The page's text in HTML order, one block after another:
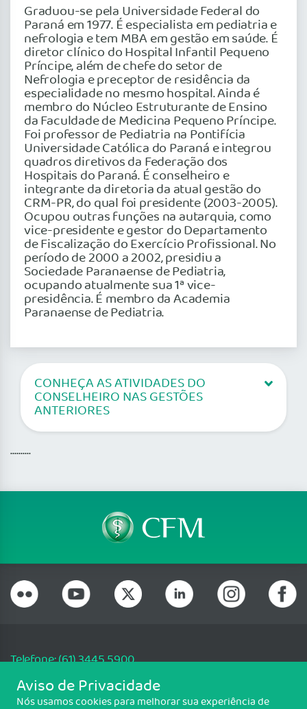
Graduou-se pela Universidade Federal do
Paraná em 1977. É especialista em pediatria e
nefrologia e tem MBA em gestão em saúde. É
diretor clínico do Hospital Infantil Pequeno
Príncipe, além de chefe do setor de
Nefrologia e preceptor de residência da
especialidade no mesmo hospital. Ainda é
membro do Núcleo Estruturante de Ensino
da Faculdade de Medicina Pequeno Príncipe.
Foi professor de Pediatria na Pontifícia
Universidade Católica do Paraná e integrou
quadros diretivos da Federação dos
Hospitais do Paraná. É conselheiro e
integrante da diretoria da atual gestão do
CRM-PR, do qual foi presidente (2003-2005).
Ocupou outras funções na autarquia, como
vice-presidente e gestor do Departamento
de Fiscalização do Exercício Profissional. No
período de 2000 a 2002, presidiu a
Sociedade Paranaense de Pediatria,
ocupando atualmente sua 1ª vice-
presidência. É membro da Academia
Paranaense de Pediatria.
CONHEÇA AS ATIVIDADES DO
CONSELHEIRO NAS GESTÕES
ANTERIORES
..........
Telefone: (61) 3445 5900
Email: cfm@portalmedico.org.br
SGAS 616, Conjunto D, Lote 115, L2 Sul, Brasília/DF - CEP: 70200-760 -
Aviso de Privacidade
Nós usamos cookies para melhorar sua experiência de